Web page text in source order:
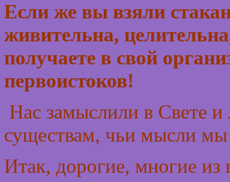
Если же вы взяли
живительна,
получаете в свой
первоистоков!
Нас замыслили в Свете
существам, чьи мысли
Итак, дорогие, многие из